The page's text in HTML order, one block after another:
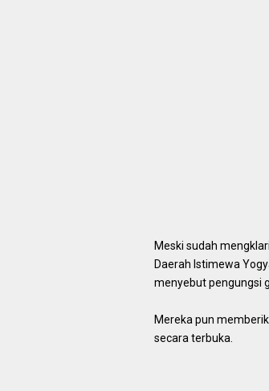
Meski sudah
Daerah Istimewa
menyebut pengungsi
Mereka pun
secara terbuka.